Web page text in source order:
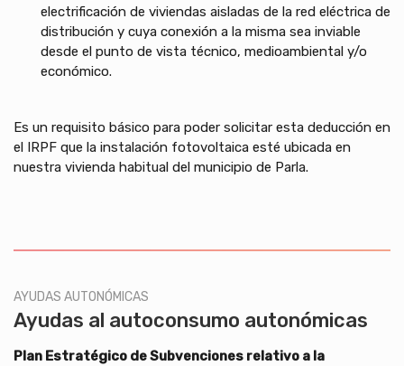
electrificación de viviendas aisladas de la red eléctrica de
distribución y cuya conexión a la misma sea inviable
desde el punto de vista técnico, medioambiental y/o
económico.
Es un requisito básico para poder solicitar esta deducción en
el IRPF que la instalación fotovoltaica esté ubicada en
nuestra vivienda habitual del municipio de Parla.
AYUDAS AUTONÓMICAS
Ayudas al autoconsumo autonómicas
Plan Estratégico de Subvenciones relativo a la